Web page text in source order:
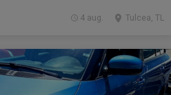
Tulcea, TL
4 aug.